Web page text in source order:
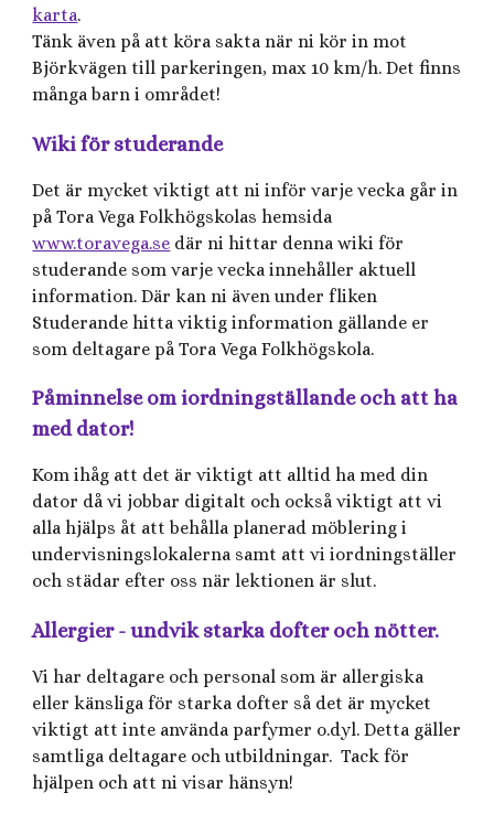
karta.
Tänk även på att köra sakta när ni kör in mot
Björkvägen till parkeringen, max 10 km/h. Det finns
många barn i området!
Wiki för studerande
Det är mycket viktigt att ni inför varje vecka går in
på Tora Vega Folkhögskolas hemsida
www.toravega.se där ni hittar denna wiki för
studerande som varje vecka innehåller aktuell
information. Där kan ni även under fliken
Studerande hitta viktig information gällande er
som deltagare på Tora Vega Folkhögskola.
Påminnelse om iordningställande och att ha
med dator!
Kom ihåg att det är viktigt att alltid ha med din
dator då vi jobbar digitalt och också viktigt att vi
alla hjälps åt att behålla planerad möblering i
undervisningslokalerna samt att vi iordningställer
och städar efter oss när lektionen är slut.
Allergier - undvik starka dofter och nötter.
Vi har deltagare och personal som är allergiska
eller känsliga för starka dofter så det är mycket
viktigt att inte använda parfymer o.dyl. Detta gäller
samtliga deltagare och utbildningar. Tack för
hjälpen och att ni visar hänsyn!